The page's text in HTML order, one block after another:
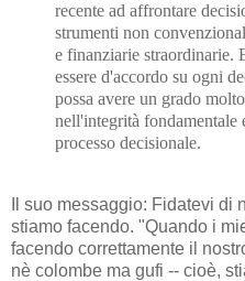
recente ad affrontare
strumenti non
e finanziarie straordinarie.
essere d'accordo su ogni
possa avere un grado
nell'integrità fondamentale
processo decisionale.
Il suo messaggio: Fidatevi
stiamo facendo. "Quando i
facendo correttamente il
nè colombe ma gufi -- cioè,